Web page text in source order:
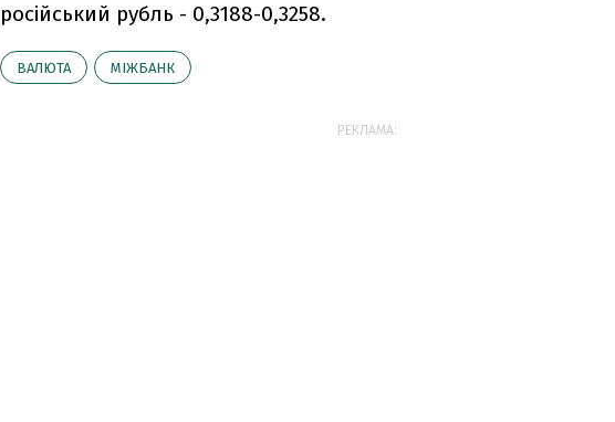
російський рубль - 0,3188-0,3258.
ВАЛЮТА МІЖБАНК
РЕКЛАМА: